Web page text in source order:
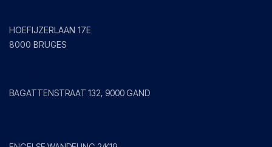
HOEFIJZERLAAN 17E
8000 BRUGES
BAGATTENSTRAAT 132, 9000 GAND